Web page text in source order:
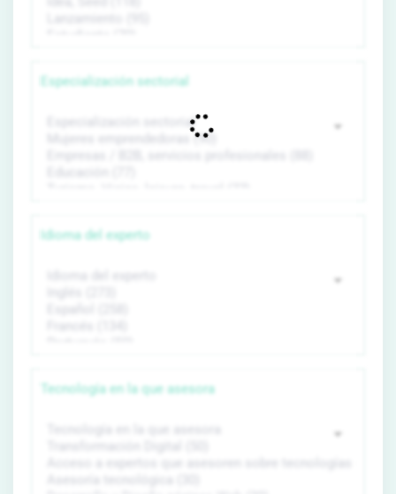
Especialización sectorial
Idioma del experto
Tecnología en la que asesora